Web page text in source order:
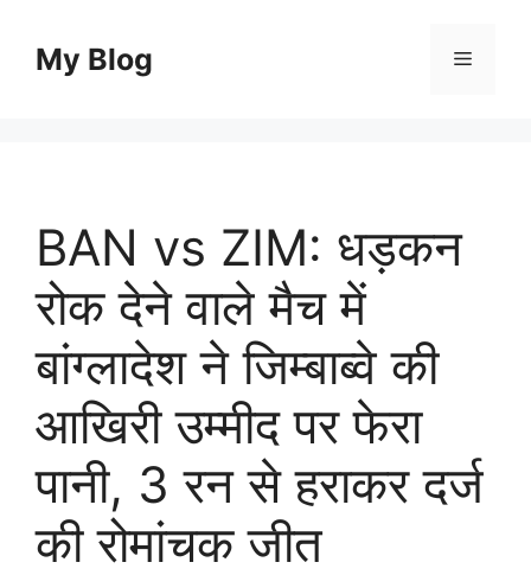
contentMy Blog Menu
BAN vs ZIM: धड़कन
रोक देने वाले मैच में
बांग्लादेश ने जिम्बाब्वे की
आखिरी उम्मीद पर फेरा
पानी, 3 रन से हराकर दर्ज
की रोमांचक जीत